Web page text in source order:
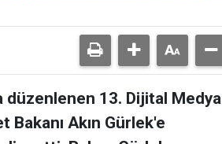
düzenlenen 13. Dijital Medya
Bakanı Akın Gürlek'e